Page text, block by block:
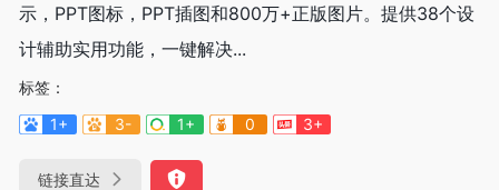
示，PPT图标，PPT插图和800万+正版图片。提供38个设
计辅助实用功能，一键解决...
标签：
1+
3- 1+ 0 3+
链接直达